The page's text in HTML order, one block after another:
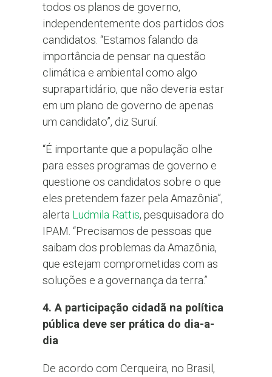
todos os planos de governo,
independentemente dos partidos dos
candidatos. “Estamos falando da
importância de pensar na questão
climática e ambiental como algo
suprapartidário, que não deveria estar
em um plano de governo de apenas
um candidato”, diz Suruí.
“É importante que a população olhe
para esses programas de governo e
questione os candidatos sobre o que
eles pretendem fazer pela Amazônia”,
alerta Ludmila Rattis, pesquisadora do
IPAM. “Precisamos de pessoas que
saibam dos problemas da Amazônia,
que estejam comprometidas com as
soluções e a governança da terra.”
4. A participação cidadã na política
pública deve ser prática do dia-a-
dia
De acordo com Cerqueira, no Brasil,